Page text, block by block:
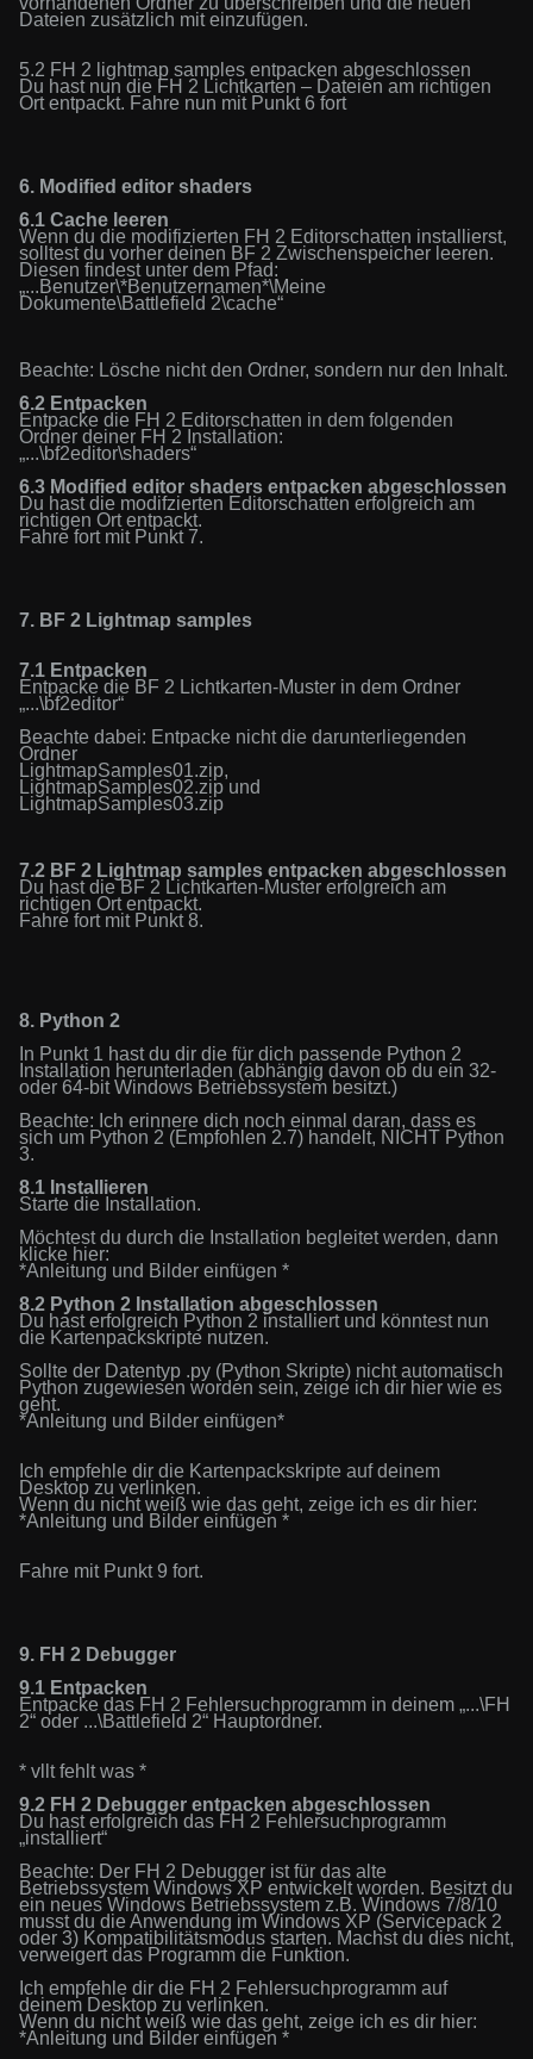
Dateien zusätzlich mit einzufügen.
5.2 FH 2 lightmap samples entpacken abgeschlossen
Du hast nun die FH 2 Lichtkarten – Dateien am richtigen
Ort entpackt. Fahre nun mit Punkt6 fort
6. Modified editor shaders
6.1 Cache leeren
Wenn du die modifizierten FH 2 Editorschatten installierst,
solltest du vorher deinen BF 2 Zwischenspeicher leeren.
Diesen findest unter dem Pfad:
„...Benutzer\*Benutzernamen*\Meine
Dokumente\Battlefield 2\cache“
Beachte: Lösche nicht den Ordner, sondern nur den Inhalt.
6.2 Entpacken
Entpacke die FH 2 Editorschatten in dem folgenden
Ordner deiner FH 2 Installation:
„...\bf2editor\shaders“
6.3 Modified editor shaders entpacken abgeschlossen
Du hast die modifzierten Editorschatten erfolgreich am
richtigen Ort entpackt.
Fahre fort mit Punkt 7.
7. BF 2 Lightmap samples
7.1 Entpacken
Entpacke die BF 2 Lichtkarten-Muster in dem Ordner
„...\bf2editor“
Beachte dabei: Entpacke nicht die darunterliegenden
Ordner
LightmapSamples01.zip,
LightmapSamples02.zip und
LightmapSamples03.zip
7.2 BF 2 Lightmap samples entpacken abgeschlossen
Du hast dieBF 2 Lichtkarten-Muster erfolgreich am
richtigen Ort entpackt.
Fahre fort mit Punkt8.
8. Python 2
In Punkt 1 hast du dir die für dich passende Python 2
Installation herunterladen (abhängig davon ob du ein 32-
oder 64-bit Windows Betriebssystem besitzt.)
Beachte: Ich erinnere dich noch einmal daran, dass es
sich um Python 2 (Empfohlen 2.7) handelt, NICHT Python
3.
8.1 Installieren
Starte die Installation.
Möchtest du durch die Installation begleitet werden, dann
klicke hier:
*Anleitung und Bilder einfügen *
8.2 Python 2 Installation abgeschlossen
Du hast erfolgreich Python 2 installiert und könntest nun
die Kartenpackskripte nutzen.
Sollte der Datentyp .py (Python Skripte) nicht automatisch
Python zugewiesen worden sein, zeige ich dir hier wie es
geht.
*Anleitung und Bilder einfügen*
Ich empfehle dir die Kartenpackskripte auf deinem
Desktop zu verlinken.
Wenn du nicht weiß wie das geht, zeige ich es dir hier:
*Anleitung und Bilder einfügen *
Fahre mit Punkt9 fort.
9. FH 2 Debugger
9.1 Entpacken
Entpacke das FH 2 Fehlersuchprogramm in deinem „...\FH
2“ oder ...\Battlefield 2“ Hauptordner.
* vllt fehlt was *
9.2 FH 2 Debugger entpacken abgeschlossen
Du hast erfolgreich das FH 2 Fehlersuchprogramm
„installiert“
Beachte: Der FH 2 Debugger ist für das alte
Betriebssystem WindowsXP entwickelt worden. Besitzt du
ein neues Windows Betriebssystem z.B. Windows 7/8/10
musst du die Anwendung im Windows XP (Servicepack 2
oder 3) Kompatibilitätsmodus starten. Machst du dies nicht,
verweigert das Programm die Funktion.
Ich empfehle dir die FH 2 Fehlersuchprogramm auf
deinem Desktop zu verlinken.
Wenn du nicht weiß wie das geht, zeige ich es dir hier:
*Anleitung und Bilder einfügen *